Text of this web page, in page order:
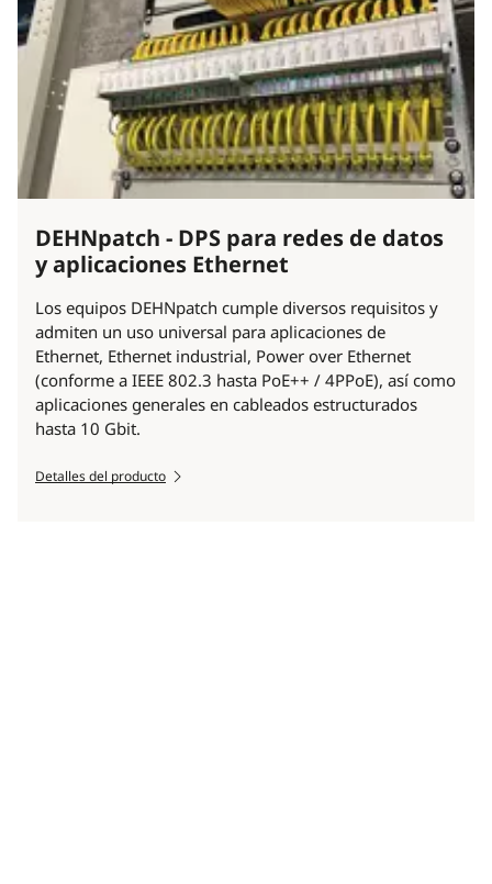
DEHNpatch - DPS para redes de datos
y aplicaciones Ethernet
Los equipos DEHNpatch cumple diversos requisitos y
admiten un uso universal para aplicaciones de
Ethernet, Ethernet industrial, Power over Ethernet
(conforme a IEEE 802.3 hasta PoE++ / 4PPoE), así como
aplicaciones generales en cableados estructurados
hasta 10 Gbit.
Detalles del producto